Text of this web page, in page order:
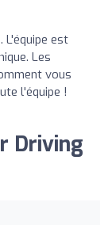
L'équipe est
Les
vous
l'équipe !
Driving